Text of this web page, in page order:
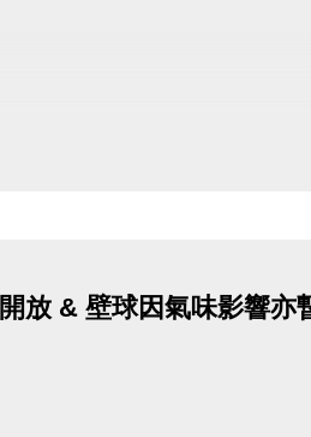
放 & 壁球因氣味影響亦